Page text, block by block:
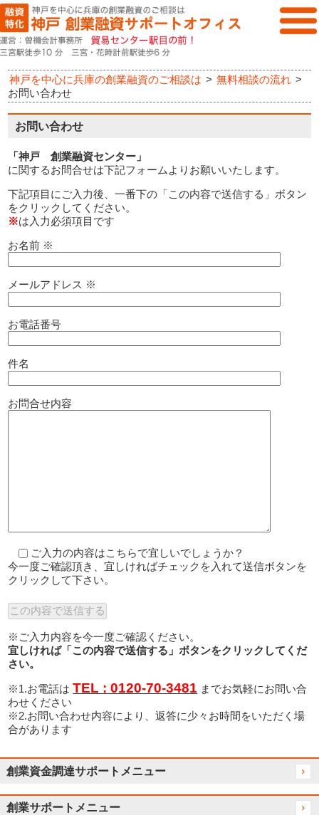
神戸を中心に兵庫の創業融資のご相談は > 無料相談の流れ >
お問い合わせ
お問い合わせ
「神戸 創業融資センター」
に関するお問合せは下記フォームよりお願いいたします。
下記項目にご入力後、一番下の「この内容で送信する」ボタン
をクリックしてください。
※は入力必須項目です
お名前 ※
メールアドレス ※
お電話番号
件名
お問合せ内容
ご入力の内容はこちらで宜しいでしょうか？
今一度ご確認頂き、宜しければチェックを入れて送信ボタンを
クリックして下さい。
※ご入力内容を今一度ご確認ください。
宜しければ「この内容で送信する」ボタンをクリックしてくだ
さい。
※1.お電話はTEL : 0120-70-3481 までお気軽にお問い合
わせください
※2.お問い合わせ内容により、返答に少々お時間をいただく場
合があります
創業資金調達サポートメニュー
創業サポートメニュー